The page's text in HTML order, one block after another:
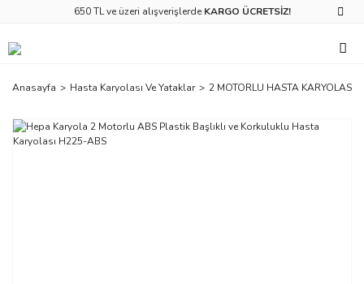
650 TL ve üzeri alışverişlerde KARGO ÜCRETSİZ!
Anasayfa Hasta Karyolası Ve Yataklar 2 MOTORLU HASTA KARYOLASI